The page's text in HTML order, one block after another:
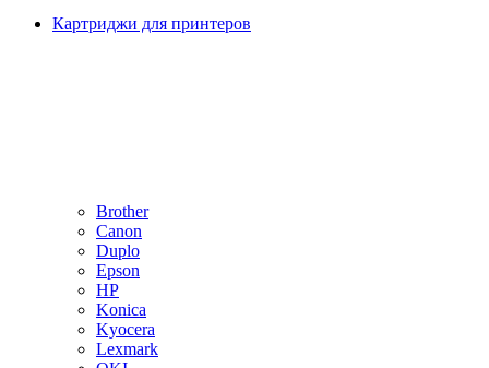
Картриджи для принтеров
Brother
Canon
Duplo
Epson
HP
Konica
Kyocera
Lexmark